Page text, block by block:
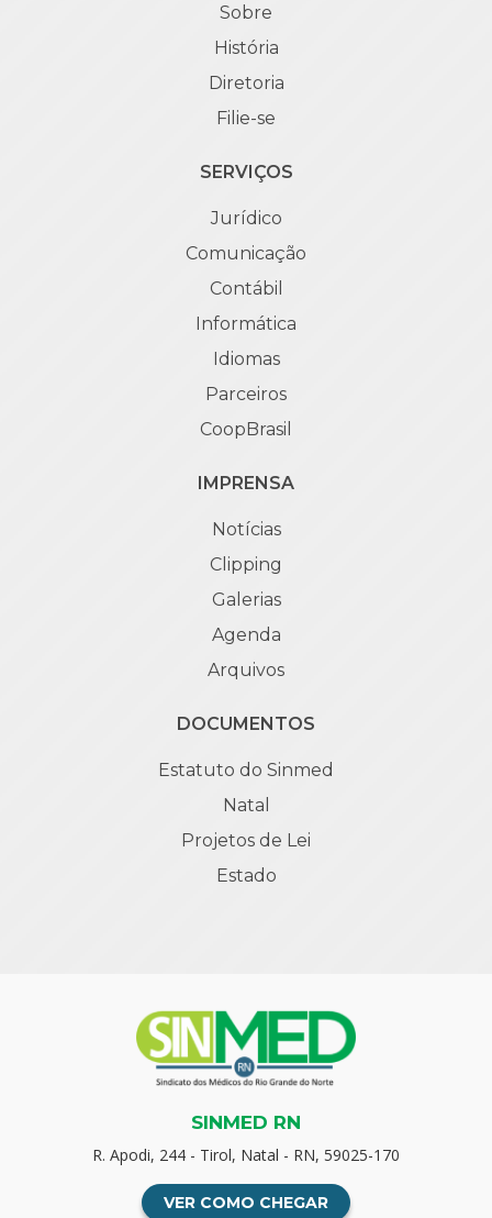
Sobre
História
Diretoria
Filie-se
SERVIÇOS
Jurídico
Comunicação
Contábil
Informática
Idiomas
Parceiros
CoopBrasil
IMPRENSA
Notícias
Clipping
Galerias
Agenda
Arquivos
DOCUMENTOS
Estatuto do Sinmed
Natal
Projetos de Lei
Estado
SINMED RN
R. Apodi, 244 - Tirol, Natal - RN, 59025-170
VER COMO CHEGAR